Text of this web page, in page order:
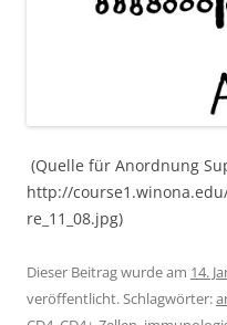
(Quelle für Anordnung
http://
re_11_08.jpg)
Dieser Beitrag wurde am 14.
veröffentlicht. Schlagwörter: